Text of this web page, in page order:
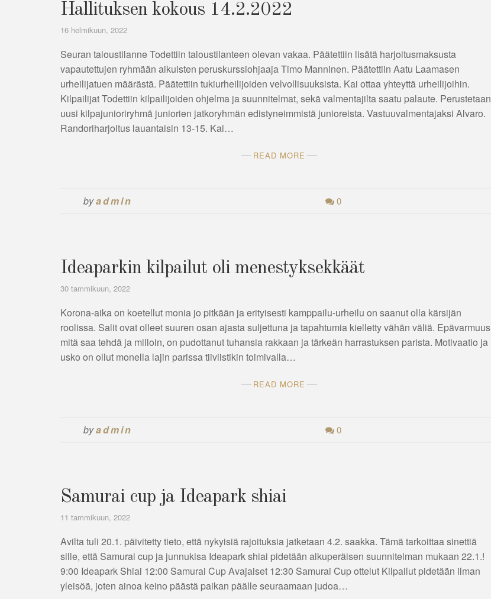
Hallituksen kokous 14.2.2022
16 helmikuun, 2022
Seuran taloustilanne Todettiin taloustilanteen olevan vakaa. Päätettiin lisätä harjoitusmaksusta
vapautettujen ryhmään aikuisten peruskurssiohjaaja Timo Manninen. Päätettiin Aatu Laamasen
urheilijatuen määrästä. Päätettiin tukiurheilijoiden velvollisuuksista. Kai ottaa yhteyttä urheilijoihin.
Kilpailijat Todettiin kilpailijoiden ohjelma ja suunnitelmat, sekä valmentajilta saatu palaute. Perustetaan
uusi kilpajunioriryhmä juniorien jatkoryhmän edistyneimmistä junioreista. Vastuuvalmentajaksi Alvaro.
Randoriharjoitus lauantaisin 13-15. Kai…
READ MORE
byadmin 0
Ideaparkin kilpailut oli menestyksekkäät
30 tammikuun, 2022
Korona-aika on koetellut monia jo pitkään ja erityisesti kamppailu-urheilu on saanut olla kärsijän
roolissa. Salit ovat olleet suuren osan ajasta suljettuna ja tapahtumia kielletty vähän väliä. Epävarmuus
mitä saa tehdä ja milloin, on pudottanut tuhansia rakkaan ja tärkeän harrastuksen parista. Motivaatio ja
usko on ollut monella lajin parissa tiiviistikin toimivalla…
READ MORE
byadmin 0
Samurai cup ja Ideapark shiai
11 tammikuun, 2022
Avilta tuli 20.1. päivitetty tieto, että nykyisiä rajoituksia jatketaan 4.2. saakka. Tämä tarkoittaa sinettiä
sille, että Samurai cup ja junnukisa Ideapark shiai pidetään alkuperäisen suunnitelman mukaan 22.1.!
9:00 Ideapark Shiai 12:00 Samurai Cup Avajaiset 12:30 Samurai Cup ottelut Kilpailut pidetään ilman
yleisöä, joten ainoa keino päästä paikan päälle seuraamaan judoa…